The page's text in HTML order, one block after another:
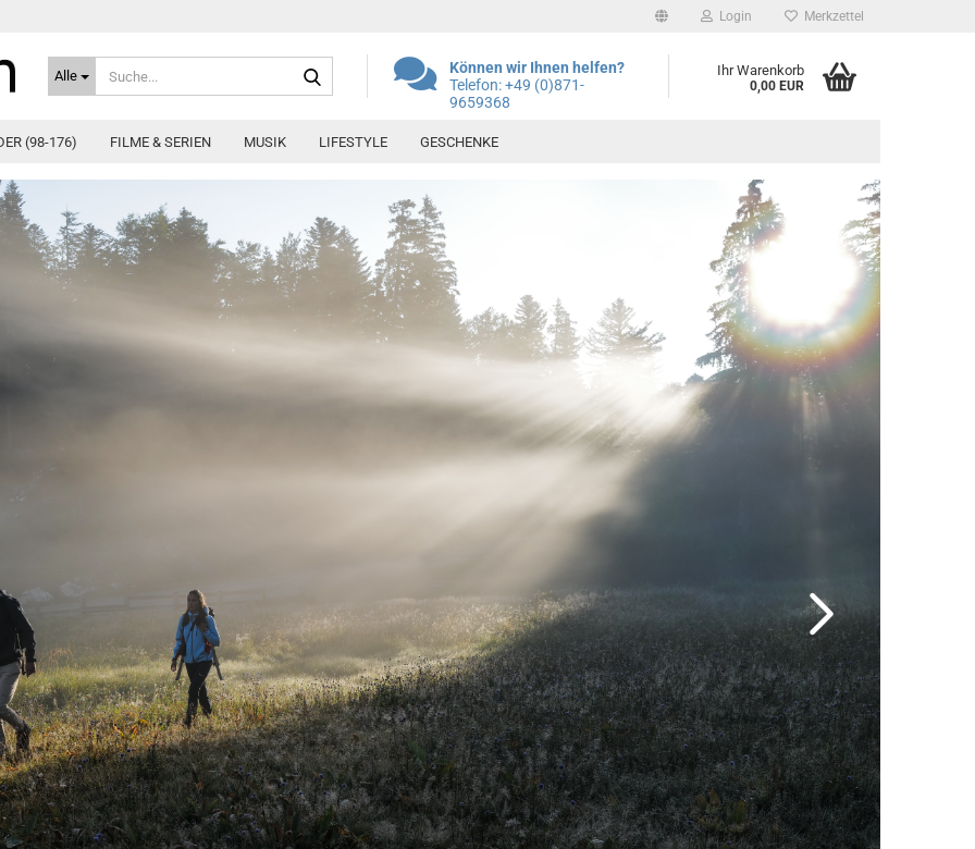
Login Merkzettel
Alle
Können wir Ihnen helfen?
Telefon: +49 (0)871-
9659368
Ihr Warenkorb
0,00 EUR
(98-176) FILME & SERIEN MUSIK LIFESTYLE GESCHENKE